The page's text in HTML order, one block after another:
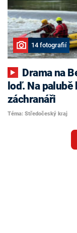
14 fotografií
loď. Na
záchranáři
Téma: Středočeský kraj